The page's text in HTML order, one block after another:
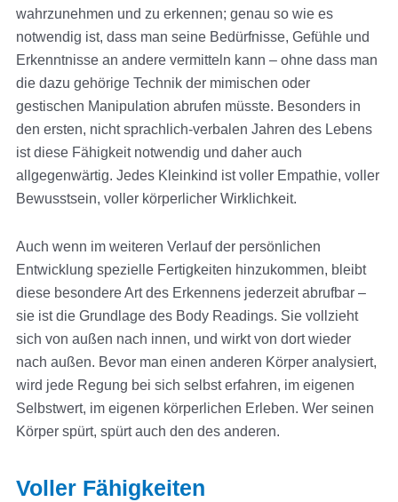
wahrzunehmen und zu erkennen; genau so wie es
notwendig ist, dass man seine Bedürfnisse, Gefühle und
Erkenntnisse an andere vermitteln kann – ohne dass man
die dazu gehörige Technik der mimischen oder
gestischen Manipulation abrufen müsste. Besonders in
den ersten, nicht sprachlich-verbalen Jahren des Lebens
ist diese Fähigkeit notwendig und daher auch
allgegenwärtig. Jedes Kleinkind ist voller Empathie, voller
Bewusstsein, voller körperlicher Wirklichkeit.
Auch wenn im weiteren Verlauf der persönlichen
Entwicklung spezielle Fertigkeiten hinzukommen, bleibt
diese besondere Art des Erkennens jederzeit abrufbar –
sie ist die Grundlage des Body Readings. Sie vollzieht
sich von außen nach innen, und wirkt von dort wieder
nach außen. Bevor man einen anderen Körper analysiert,
wird jede Regung bei sich selbst erfahren, im eigenen
Selbstwert, im eigenen körperlichen Erleben. Wer seinen
Körper spürt, spürt auch den des anderen.
Voller Fähigkeiten